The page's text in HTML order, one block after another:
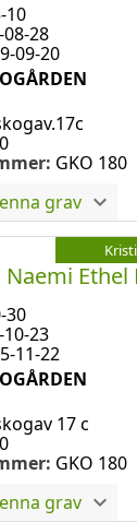
10
08-28
09-20
GKO 180
grav
Naemi Ethel
30
10-23
11-22
17 c
GKO 180
grav